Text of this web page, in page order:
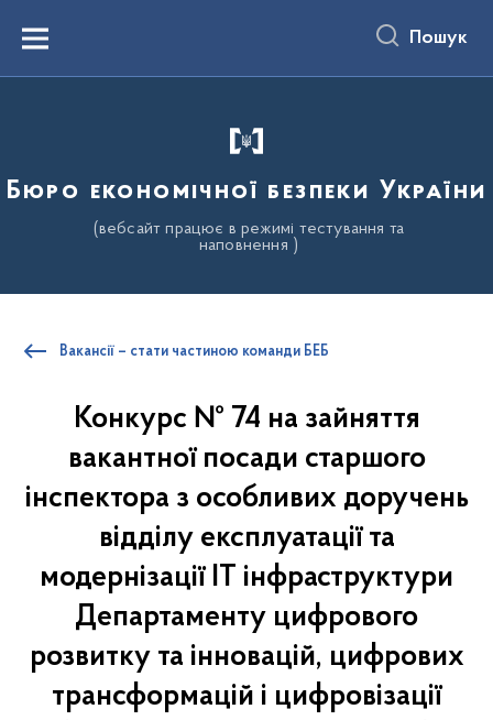
вмістуMenu Пошук
Бюро економічної безпеки України
(вебсайт працює в режимі тестування та
наповнення )
Вакансії – стати частиною команди БЕБ
Конкурс № 74 на зайняття
вакантної посади старшого
інспектора з особливих доручень
відділу експлуатації та
модернізації ІТ інфраструктури
Департаменту цифрового
розвитку та інновацій, цифрових
трансформацій і цифровізації